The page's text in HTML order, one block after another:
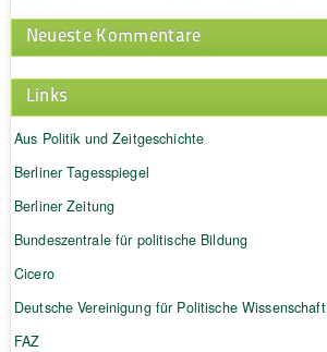
Neueste Kommentare
Links
Aus Politik und Zeitgeschichte
Berliner Tagesspiegel
Berliner Zeitung
Bundeszentrale für politische Bildung
Cicero
Deutsche Vereinigung für Politische Wissenschaft
FAZ